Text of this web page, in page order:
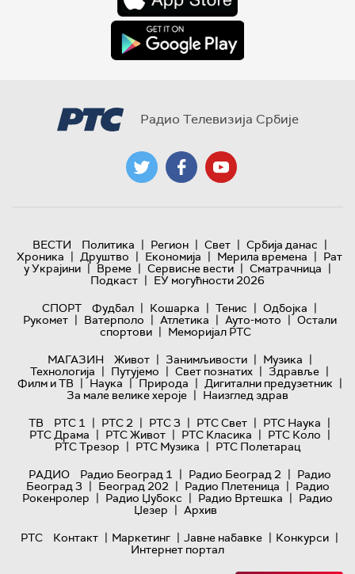
Радио Телевизија Србије
ВЕСТИ Политика | Регион | Свет | Србија данас |
Хроника | Друштво | Економија | Мерила времена | Рат
у Украјини | Време | Сервисне вести | Сматрачница |
Подкаст | ЕУ могућности 2026
СПОРТ
Фудбал | Кошарка | Тенис | Одбојка |
Рукомет | Ватерполо | Атлетика | Ауто-мото | Остали
спортови | Меморијал РТС
МАГАЗИН
Живот | Занимљивости | Музика |
Технологијa | Путујемо | Свет познатих | Здравље |
Филм и ТВ | Наука | Природа | Дигитални предузетник |
За мале велике хероје | Наизглед здрав
ТВ
РТС 1 | РТС 2 | РТС 3 | РТС Свет | РТС Наука |
РТС Драма | РТС Живот | РТС Класика | РТС Коло |
РТС Трезор | РТС Музика | РТС Полетарац
РАДИО
Радио Београд 1 | Радио Београд 2 | Радио
Београд 3 | Београд 202 | Радио Плетеница | Радио
Рокенролер | Радио Џубокс | Радио Вртешка | Радио
Џезер | Архив
РТС
Контакт | Маркетинг | Јавне набавке | Конкурси |
Интернет портал